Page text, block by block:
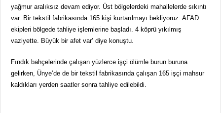
yağmur aralıksız devam ediyor. Üst bölgelerdeki mahallelerde sıkıntı
var. Bir tekstil fabrikasında 165 kişi kurtarılmayı bekliyoruz. AFAD
ekipleri bölgede tahliye işlemlerine başladı. 4 köprü yıkılmış
vaziyette. Büyük bir afet var’ diye konuştu.
Fındık bahçelerinde çalışan yüzlerce işçi ölümle burun buruna
gelirken, Ünye’de de bir tekstil fabrikasında çalışan 165 işçi mahsur
kaldıkları yerden saatler sonra tahliye edilebildi.